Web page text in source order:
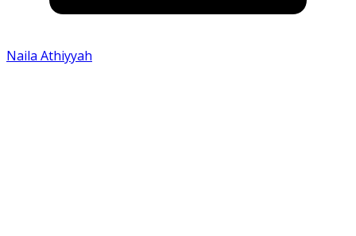
Naila Athiyyah